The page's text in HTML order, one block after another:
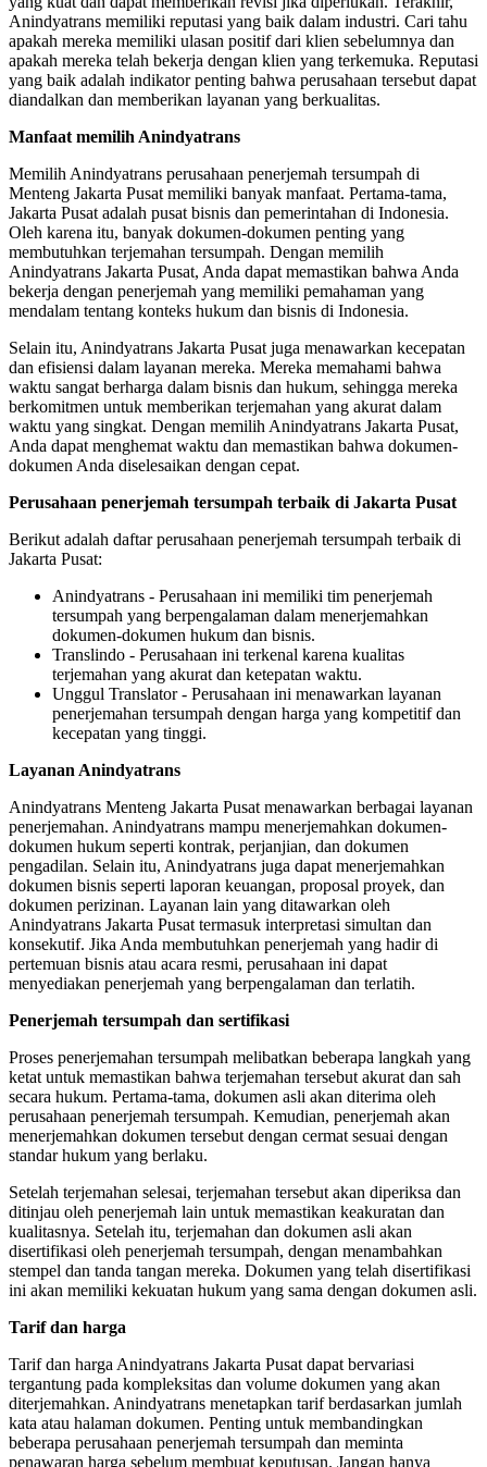
Anindyatrans memiliki reputasi yang baik dalam industri. Cari tahu
apakah mereka memiliki ulasan positif dari klien sebelumnya dan
apakah mereka telah bekerja dengan klien yang terkemuka. Reputasi
yang baik adalah indikator penting bahwa perusahaan tersebut dapat
diandalkan dan memberikan layanan yang berkualitas.
Manfaat memilih Anindyatrans
Memilih Anindyatrans perusahaan penerjemah tersumpah di
Menteng Jakarta Pusat memiliki banyak manfaat. Pertama-tama,
Jakarta Pusat adalah pusat bisnis dan pemerintahan di Indonesia.
Oleh karena itu, banyak dokumen-dokumen penting yang
membutuhkan terjemahan tersumpah. Dengan memilih
Anindyatrans Jakarta Pusat, Anda dapat memastikan bahwa Anda
bekerja dengan penerjemah yang memiliki pemahaman yang
mendalam tentang konteks hukum dan bisnis di Indonesia.
Selain itu, Anindyatrans Jakarta Pusat juga menawarkan kecepatan
dan efisiensi dalam layanan mereka. Mereka memahami bahwa
waktu sangat berharga dalam bisnis dan hukum, sehingga mereka
berkomitmen untuk memberikan terjemahan yang akurat dalam
waktu yang singkat. Dengan memilih Anindyatrans Jakarta Pusat,
Anda dapat menghemat waktu dan memastikan bahwa dokumen-
dokumen Anda diselesaikan dengan cepat.
Perusahaan penerjemah tersumpah terbaik di Jakarta Pusat
Berikut adalah daftar perusahaan penerjemah tersumpah terbaik di
Jakarta Pusat:
Anindyatrans - Perusahaan ini memiliki tim penerjemah
tersumpah yang berpengalaman dalam menerjemahkan
dokumen-dokumen hukum dan bisnis.
Translindo - Perusahaan ini terkenal karena kualitas
terjemahan yang akurat dan ketepatan waktu.
Unggul Translator - Perusahaan ini menawarkan layanan
penerjemahan tersumpah dengan harga yang kompetitif dan
kecepatan yang tinggi.
Layanan Anindyatrans
Anindyatrans Menteng Jakarta Pusat menawarkan berbagai layanan
penerjemahan. Anindyatrans mampu menerjemahkan dokumen-
dokumen hukum seperti kontrak, perjanjian, dan dokumen
pengadilan. Selain itu, Anindyatrans juga dapat menerjemahkan
dokumen bisnis seperti laporan keuangan, proposal proyek, dan
dokumen perizinan. Layanan lain yang ditawarkan oleh
Anindyatrans Jakarta Pusat termasuk interpretasi simultan dan
konsekutif. Jika Anda membutuhkan penerjemah yang hadir di
pertemuan bisnis atau acara resmi, perusahaan ini dapat
menyediakan penerjemah yang berpengalaman dan terlatih.
Penerjemah tersumpah dan sertifikasi
Proses penerjemahan tersumpah melibatkan beberapa langkah yang
ketat untuk memastikan bahwa terjemahan tersebut akurat dan sah
secara hukum. Pertama-tama, dokumen asli akan diterima oleh
perusahaan penerjemah tersumpah. Kemudian, penerjemah akan
menerjemahkan dokumen tersebut dengan cermat sesuai dengan
standar hukum yang berlaku.
Setelah terjemahan selesai, terjemahan tersebut akan diperiksa dan
ditinjau oleh penerjemah lain untuk memastikan keakuratan dan
kualitasnya. Setelah itu, terjemahan dan dokumen asli akan
disertifikasi oleh penerjemah tersumpah, dengan menambahkan
stempel dan tanda tangan mereka. Dokumen yang telah disertifikasi
ini akan memiliki kekuatan hukum yang sama dengan dokumen asli.
Tarif dan harga
Tarif dan harga Anindyatrans Jakarta Pusat dapat bervariasi
tergantung pada kompleksitas dan volume dokumen yang akan
diterjemahkan. Anindyatrans menetapkan tarif berdasarkan jumlah
kata atau halaman dokumen. Penting untuk membandingkan
beberapa perusahaan penerjemah tersumpah dan meminta
penawaran harga sebelum membuat keputusan. Jangan hanya